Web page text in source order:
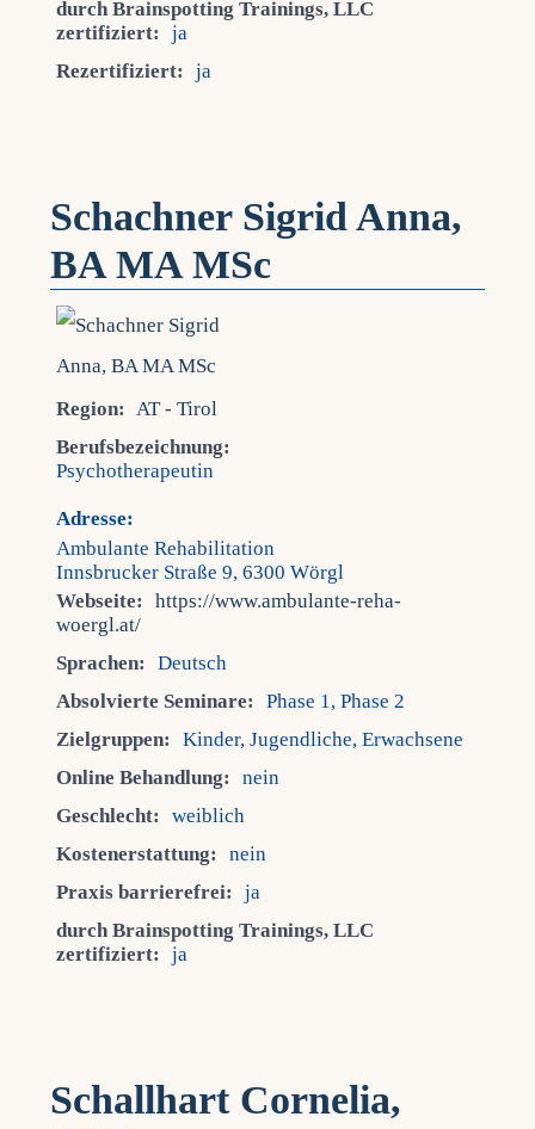
durch Brainspotting Trainings, LLC
zertifiziert:
ja
Rezertifiziert:
ja
Schachner Sigrid Anna,
BA MA MSc
Region: AT - Tirol
Berufsbezeichnung:
Psychotherapeutin
Adresse:
Ambulante Rehabilitation
Innsbrucker Straße 9, 6300 Wörgl
Webseite:
https://www.ambulante-reha-
woergl.at/
Sprachen:
Deutsch
Absolvierte Seminare:
Phase 1, Phase 2
Zielgruppen:
Kinder, Jugendliche, Erwachsene
Online Behandlung:
nein
Geschlecht:
weiblich
Kostenerstattung:
nein
Praxis barrierefrei:
ja
durch Brainspotting Trainings, LLC
zertifiziert:
ja
Schallhart Cornelia,